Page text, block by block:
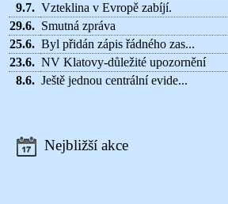
9.7. Vzteklina v Evropě zabíjí.
29.6. Smutná zpráva
25.6. Byl přidán zápis řádného zas...
23.6. NV Klatovy-důležité upozornění
8.6. Ještě jednou centrální evide...
Nejbližší akce